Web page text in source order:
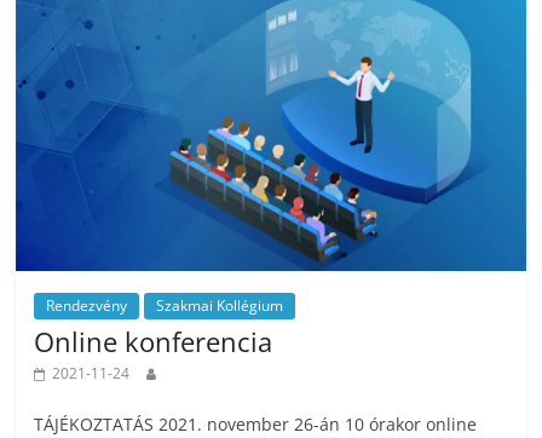
Rendezvény Szakmai Kollégium
Online konferencia
2021-11-24
TÁJÉKOZTATÁS 2021. november 26-án 10 órakor online